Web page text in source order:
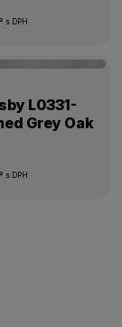
s DPH
L0331-
Grey Oak
s DPH